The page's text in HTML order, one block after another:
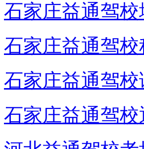
石家庄益通驾校
石家庄益通驾
石家庄益通驾
石家庄益通驾